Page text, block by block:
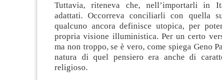
Tuttavia, riteneva che, nell’importarli in
adattati. Occorreva conciliarli con quella
qualcuno ancora definisce utopica, per
propria visione illuministica. Per un certo
ma non troppo, se è vero, come spiega Geno
natura di quel pensiero era anche di
religioso.